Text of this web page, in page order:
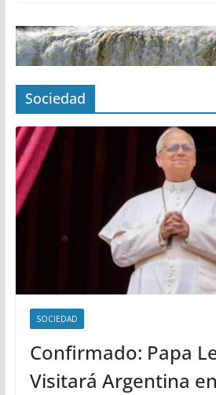
Sociedad
SOCIEDAD
Confirmado: Papa
Visitará Argentina